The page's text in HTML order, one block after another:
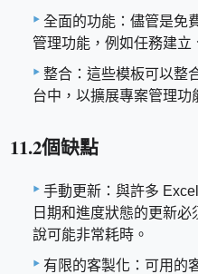
全面的功能：儘管是免
管理功能，例如任務建立
整合：這些模板可以整
台中，以擴展專案管理功
11.2個缺點
手動更新：與許多
日期和進度狀態的更新
說可能非常耗時。
有限的客製化：可用的